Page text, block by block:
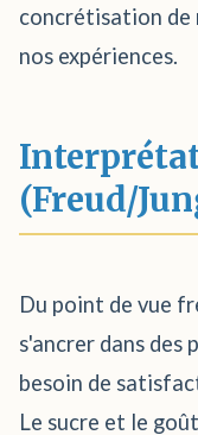
concrétisation de
nos expériences.
(Freud/
Du point de vue
s'ancrer dans des
besoin de
Le sucre et le